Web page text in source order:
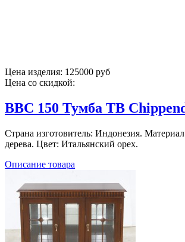
Цена изделия: 125000 руб
Цена со скидкой:
BBC 150 Тумба ТВ
Страна изготовитель: Индонезия.
дерева. Цвет: Итальянский орех.
Описание товара